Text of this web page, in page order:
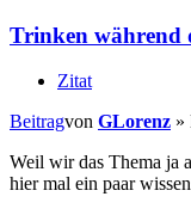
Trinken während
Zitat
Beitragvon GLorenz »
Weil wir das Thema ja
hier mal ein paar